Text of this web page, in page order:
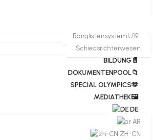
Ranglistensystem U19
Schiedsrichterwesen
BILDUNG📄
DOKUMENTENPOOL📁
​​SPECIAL OLYMPICS🫶
MEDIATHEK🖼️​
DE
AR
ZH-CN